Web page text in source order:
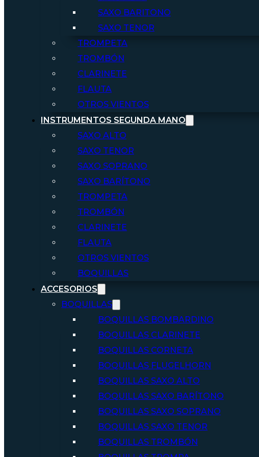
SAXO BARITONO
SAXO TENOR
TROMPETA
TROMBÓN
CLARINETE
FLAUTA
OTROS VIENTOS
INSTRUMENTOS SEGUNDA MANO
SAXO ALTO
SAXO TENOR
SAXO SOPRANO
SAXO BARÍTONO
TROMPETA
TROMBÓN
CLARINETE
FLAUTA
OTROS VIENTOS
BOQUILLAS
ACCESORIOS
BOQUILLAS
BOQUILLAS BOMBARDINO
BOQUILLAS CLARINETE
BOQUILLAS CORNETA
BOQUILLAS FLUGELHORN
BOQUILLAS SAXO ALTO
BOQUILLAS SAXO BARÍTONO
BOQUILLAS SAXO SOPRANO
BOQUILLAS SAXO TENOR
BOQUILLAS TROMBÓN